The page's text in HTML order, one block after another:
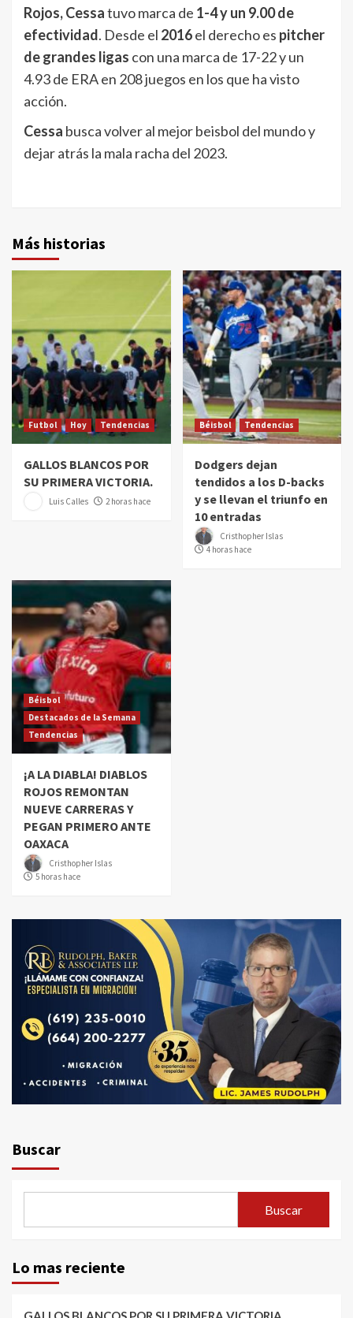
Rojos, Cessatuvo marca de 1-4 y un 9.00 de
efectividad. Desde el 2016el derecho es pitcher
de grandes ligas con una marca de 17-22 y un
4.93 de ERA en 208 juegos en los que ha visto
acción.
Cessa busca volver al mejor beisbol del mundo y
dejar atrás la mala racha del 2023.
Más historias
Futbol Hoy Tendencias
GALLOS BLANCOS POR
SU PRIMERA VICTORIA.
Luis Calles 2 horas hace
Béisbol Tendencias
Dodgers dejan
tendidos a los D-backs
y se llevan el triunfo en
10 entradas
Cristhopher Islas
4 horas hace
Béisbol
Destacados de la Semana
Tendencias
¡A LA DIABLA! DIABLOS
ROJOS REMONTAN
NUEVE CARRERAS Y
PEGAN PRIMERO ANTE
OAXACA
Cristhopher Islas
5 horas hace
Buscar
Buscar
Lo mas reciente